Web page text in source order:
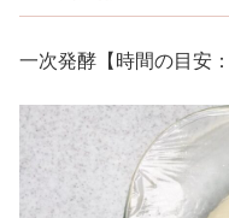
一次発酵【時間の目安